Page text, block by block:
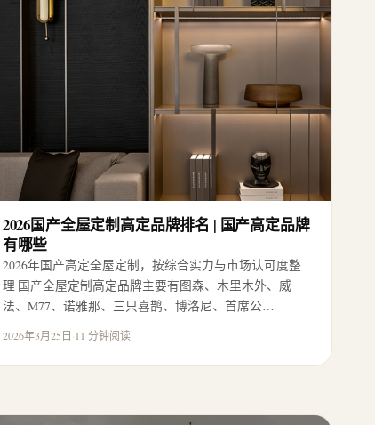
2026国产全屋定制高定品牌排名 | 国产高定品牌
有哪些
2026年国产高定全屋定制，按综合实力与市场认可度整
理 国产全屋定制高定品牌主要有图森、木里木外、威
法、M77、诺雅那、三只喜鹊、博洛尼、首席公…
2026年3月25日·11 分钟阅读